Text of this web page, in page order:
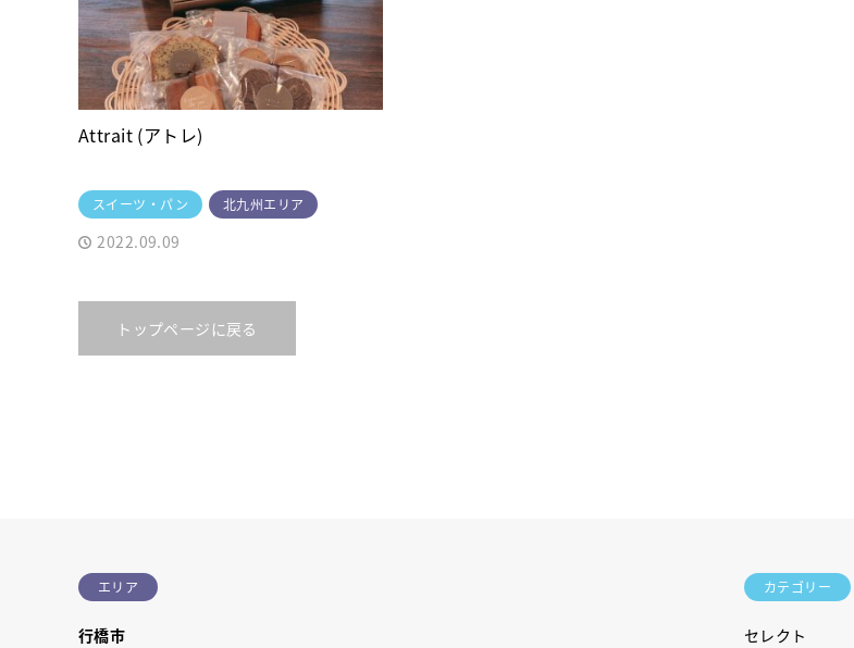
Attrait (アトレ)
スイーツ・パン 北九州エリア
2022.09.09
トップページに戻る
エリア
行橋市
カテゴリー
セレクト